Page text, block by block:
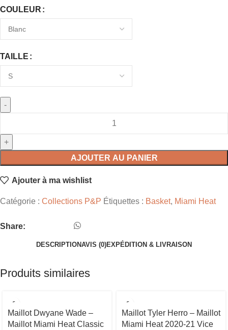
COULEUR
TAILLE
AJOUTER AU PANIER
Ajouter à ma wishlist
Catégorie : Collections P&P Étiquettes : Basket, Miami Heat
Share:
DESCRIPTIONAVIS (0)EXPÉDITION & LIVRAISON
Produits similaires
Maillot Dwyane Wade –
Maillot Miami Heat Classic
Maillot Tyler Herro – Maillot
Miami Heat 2020-21 Vice